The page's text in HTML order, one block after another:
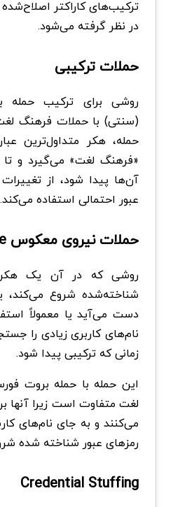
ترکیب‌های کاراکتر
در نظر گرفته می‌شود.
حملات ترکیبی
روشی برای ترکیب
(سنتی) با حملات فرهنگ
حمله، هکر متداول‌ترین
«فرهنگ لغت» می‌گیرد و تا
آن‌ها پیدا شود، از
عبور احتمالی استفاده می‌کند.
حملات نیروی معکوس Brute Force
روشی که در آن یک هکر
شناخته‌شده شروع می‌کند،
دست می‌آید یا معمولاً
نام‌های کاربری زیادی را
زمانی که ترکیبی پیدا شود.
این حمله با حمله بروت
لغت متفاوت است زیرا
می‌کنند و به جای نام‌های
رمزهای عبور شناخته شده
Credential Stuffing